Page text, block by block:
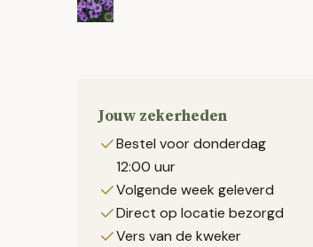
Jouw zekerheden
Bestel voor donderdag
12:00 uur
Volgende week geleverd
Direct op locatie bezorgd
Vers van de kweker